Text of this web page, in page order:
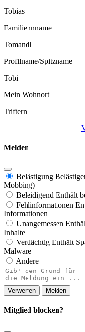
Tobias
Familiennname
Tomandl
Profilname/Spitzname
Tobi
Mein Wohnort
Triftern
Melden
Belästigung
Mobbing)
Beleidigend Enthält
Fehlinformationen
Informationen
Unangemessen
Inhalte
Verdächtig Enthält
Malware
Andere
Berichtsnotiz
Melden
Mitglied blocken?